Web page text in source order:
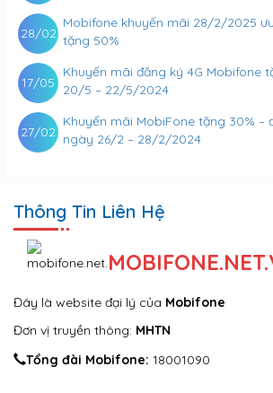
Mobifone khuyến mãi 28/2/2025 ưu
tặng 50%
28/02
Khuyến mãi đăng ký 4G Mobifone
20/5 – 22/5/2024
17/05
Khuyến mãi MobiFone tặng 30% –
ngày 26/2 – 28/2/2024
27/02
Thông Tin Liên Hệ
Đây là website đại lý của Mobifone
Đơn vị truyền thông: MHTN
Tổng đài Mobifone: 18001090